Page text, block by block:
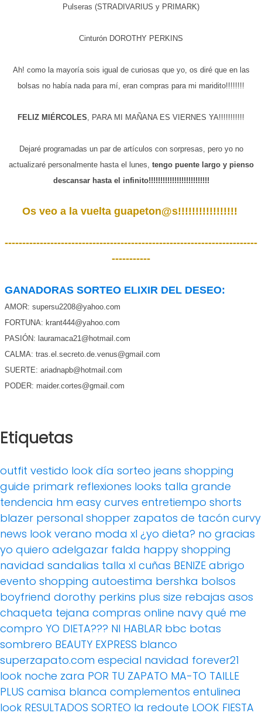
Pulseras (STRADIVARIUS y PRIMARK)
Cinturón DOROTHY PERKINS
Ah! como la mayoría sois igual de curiosas que yo, os diré que en las
bolsas no había nada para mí, eran compras para mi maridito!!!!!!!!
FELIZ MIÉRCOLES , PARA MI MAÑANA ES VIERNES YA!!!!!!!!!!!
Dejaré programadas un par de artículos con sorpresas, pero yo no
actualizaré personalmente hasta el lunes, tengo puente largo y pienso
descansar hasta el infinito!!!!!!!!!!!!!!!!!!!!!!!!!!
Os veo a la vuelta guapeton@s!!!!!!!!!!!!!!!!!
------------------------------------------------------------------------
-----------
GANADORAS SORTEO ELIXIR DEL DESEO:
AMOR: supersu2208@yahoo.com
FORTUNA: krant444@yahoo.com
PASIÓN: lauramaca21@hotmail.com
CALMA: tras.el.secreto.de.venus@gmail.com
SUERTE: ariadnapb@hotmail.com
PODER: maider.cortes@gmail.com
Etiquetas
outfit vestido look día sorteo jeans shopping
guide primark reflexiones looks talla grande
tendencia hm easy curves entretiempo shorts
blazer personal shopper zapatos de tacón curvy
news look verano moda xl ¿yo dieta? no gracias
yo quiero adelgazar falda happy shopping
navidad sandalias talla xl cuñas BENIZE abrigo
evento shopping autoestima bershka bolsos
boyfriend dorothy perkins plus size rebajas asos
chaqueta tejana compras online navy qué me
compro YO DIETA??? NI HABLAR bbc botas
sombrero BEAUTY EXPRESS blanco
superzapato.com especial navidad forever21
look noche zara POR TU ZAPATO MA-TO TAILLE
PLUS camisa blanca complementos entulinea
look RESULTADOS SORTEO la redoute LOOK FIESTA